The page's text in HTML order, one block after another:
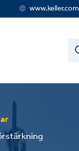
www.keller.com